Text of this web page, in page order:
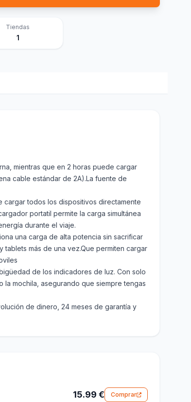
Tiendas
1
mientras que en 2 horas puede cargar
cable estándar de 2A).La fuente de
cargar todos los dispositivos directamente
portatil permite la carga simultánea
durante el viaje.
una carga de alta potencia sin sacrificar
tablets más de una vez.Que permiten cargar
de los indicadores de luz. Con solo
mochila, asegurando que siempre tengas
de dinero, 24 meses de garantía y
15.99 € Comprar